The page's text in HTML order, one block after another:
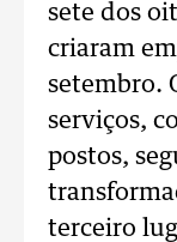
sete dos
criaram
setembro.
serviços,
postos,
terceiro